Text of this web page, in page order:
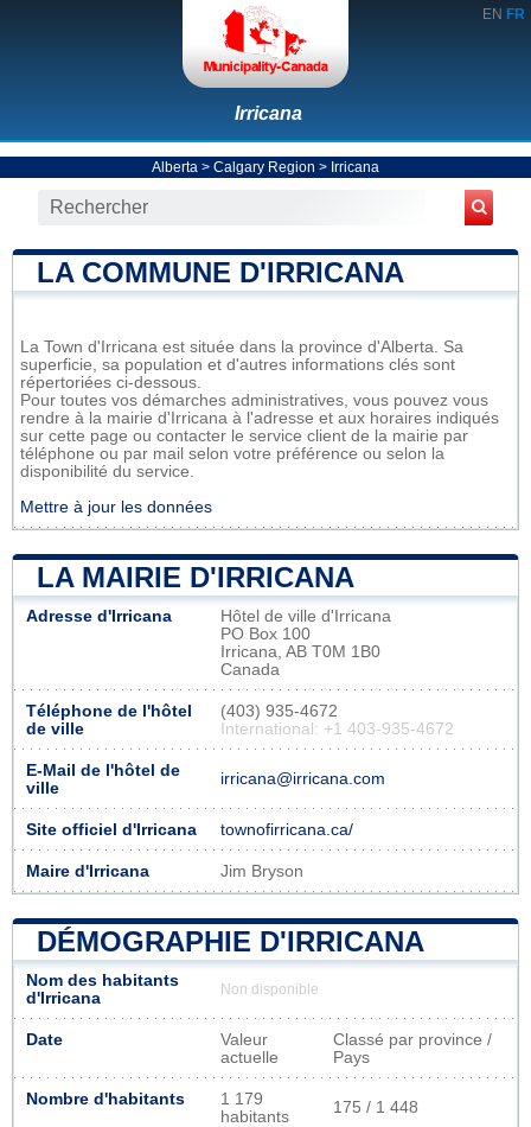
EN FR
Irricana
Alberta > Calgary Region > Irricana
LA COMMUNE D'IRRICANA
La Town d'Irricana est située dans la province d'Alberta. Sa
superficie, sa population et d'autres informations clés sont
répertoriées ci-dessous.
Pour toutes vos démarches administratives, vous pouvez vous
rendre à la mairie d'Irricana à l'adresse et aux horaires indiqués
sur cette page ou contacter le service client de la mairie par
téléphone ou par mail selon votre préférence ou selon la
disponibilité du service.
Mettre à jour les données
LA MAIRIE D'IRRICANA
Adresse d'Irricana
Hôtel de ville d'Irricana
PO Box 100
Irricana, AB T0M 1B0
Canada
Téléphone de l'hôtel
de ville
(403) 935-4672
International: +1 403-935-4672
E-Mail de l'hôtel de
ville
irricana@irricana.com
Site officiel d'Irricana townofirricana.ca/
Maire d'Irricana Jim Bryson
DÉMOGRAPHIE D'IRRICANA
Nom des habitants
d'Irricana
Non disponible
Date
Valeur
actuelle
Classé par province /
Pays
Nombre d'habitants
1 179
habitants
175 / 1 448